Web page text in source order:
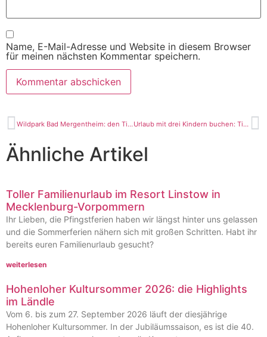
Name, E-Mail-Adresse und Website in diesem Browser
für meinen nächsten Kommentar speichern.
Wildpark Bad Mergentheim: den Tieren ganz nah Urlaub mit drei Kindern buchen: Tipps
Ähnliche Artikel
Toller Familienurlaub im Resort Linstow in
Mecklenburg-Vorpommern
Ihr Lieben, die Pfingstferien haben wir längst hinter uns gelassen
und die Sommerferien nähern sich mit großen Schritten. Habt ihr
bereits euren Familienurlaub gesucht?
weiterlesen
Hohenloher Kultursommer 2026: die Highlights
im Ländle
Vom 6. bis zum 27. September 2026 läuft der diesjährige
Hohenloher Kultursommer. In der Jubiläumssaison, es ist die 40.